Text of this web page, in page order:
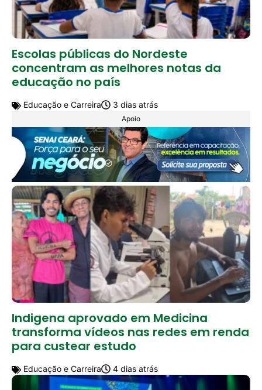
Escolas públicas do Nordeste
concentram as melhores notas da
educação no país
Educação e Carreira 3 dias atrás
Apoio
Indigena aprovado em Medicina
transforma vídeos nas redes em renda
para custear estudo
Educação e Carreira 4 dias atrás